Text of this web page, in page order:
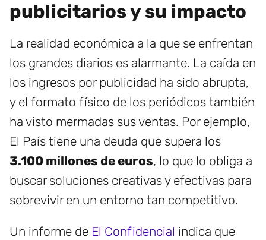
publicitarios y su impacto
La realidad económica a la que se enfrentan
los grandes diarios es alarmante. La caída en
los ingresos por publicidad ha sido abrupta,
y el formato físico de los periódicos también
ha visto mermadas sus ventas. Por ejemplo,
El País tiene una deuda que supera los
3.100 millones de euros, lo que lo obliga a
buscar soluciones creativas y efectivas para
sobrevivir en un entorno tan competitivo.
Un informe de El Confidencial indica que